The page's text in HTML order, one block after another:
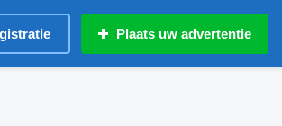
Plaats uw advertentie